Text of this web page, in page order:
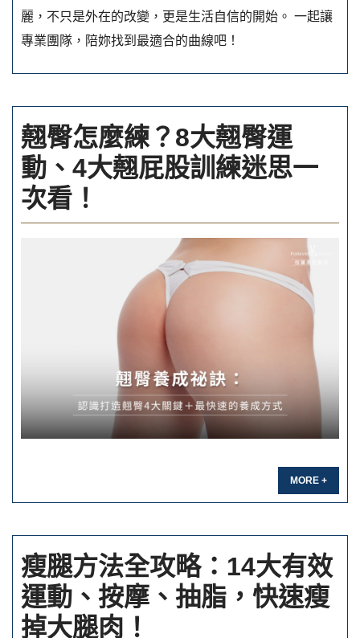
麗，不只是外在的改變，更是生活自信的開始。 一起讓
專業團隊，陪妳找到最適合的曲線吧！
翹臀怎麼練？8大翹臀運
動、4大翹屁股訓練迷思一
次看！
MORE +
瘦腿方法全攻略：14大有效
運動、按摩、抽脂，快速瘦
掉大腿肉！